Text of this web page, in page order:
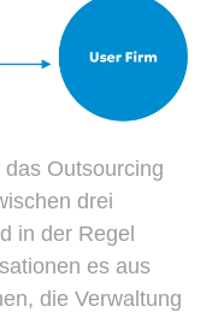
Outsourcing
drei
in der Regel
es aus
die Verwaltung